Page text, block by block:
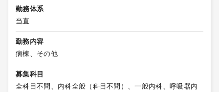
勤務体系
当直
勤務内容
病棟、その他
募集科目
全科目不問、内科全般（科目不問）、一般内科、呼吸器内